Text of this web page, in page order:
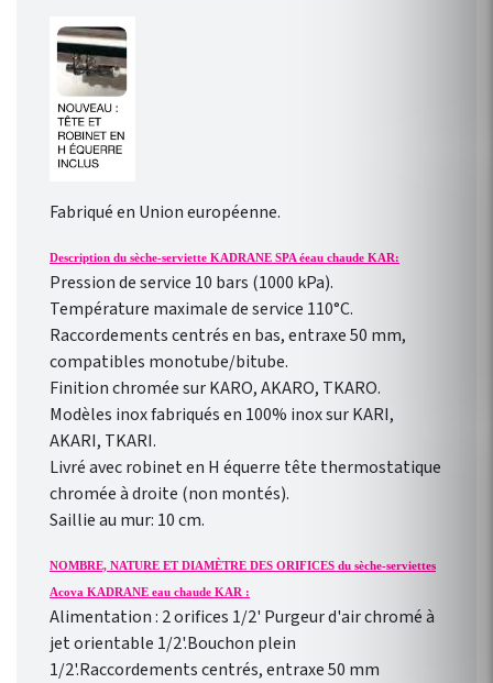
Fabriqué en Union européenne.
Description du sèche-serviette KADRANE SPA éeau chaude KAR:
Pression de service 10 bars (1000 kPa).
Température maximale de service 110°C.
Raccordements centrés en bas, entraxe 50 mm,
compatibles monotube/bitube.
Finition chromée sur KARO, AKARO, TKARO.
Modèles inox fabriqués en 100% inox sur KARI,
AKARI, TKARI.
Livré avec robinet en H équerre tête thermostatique
chromée à droite (non montés).
Saillie au mur: 10 cm.
NOMBRE, NATURE ET DIAMÈTRE DES ORIFICES du sèche-serviettes
Acova KADRANE eau chaude KAR :
Alimentation : 2 orifices 1/2' Purgeur d'air chromé à
jet orientable 1/2'.Bouchon plein
1/2'.Raccordements centrés, entraxe 50 mm